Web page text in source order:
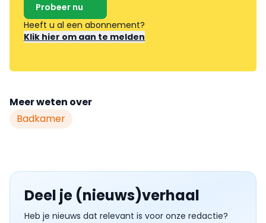
Probeer nu
Heeft u al een abonnement?
Klik hier om aan te melden
Meer weten over
Badkamer
Deel je (nieuws)verhaal
Heb je nieuws dat relevant is voor onze redactie?